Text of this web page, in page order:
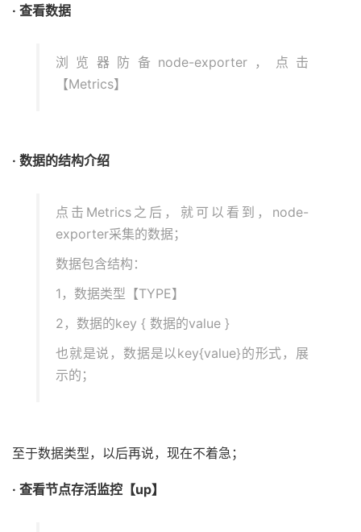
· 查看数据
浏览器防备node-exporter，点击
【Metrics】
· 数据的结构介绍
点击Metrics之后，就可以看到，node-
exporter采集的数据；
数据包含结构：
1，数据类型【TYPE】
2，数据的key { 数据的value }
也就是说，数据是以key{value}的形式，展
示的；
至于数据类型，以后再说，现在不着急；
· 查看节点存活监控【up】